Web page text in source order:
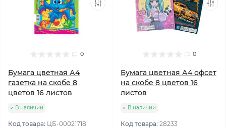
0
Бумага цветная А4
газетка на скобе 8
цветов 16 листов
В наличии
Код товара: ЦБ-00021718
0
Бумага цветная А4 офсет
на скобе 8 цветов 16
листов
В наличии
Код товара: 28233